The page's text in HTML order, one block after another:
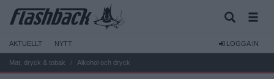
AKTUELLT NYTT LOGGA IN
Mat, dryck & tobak Alkohol och dryck